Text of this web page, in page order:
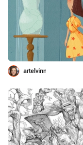
artelvinn